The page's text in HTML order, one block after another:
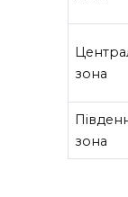
зона
зона